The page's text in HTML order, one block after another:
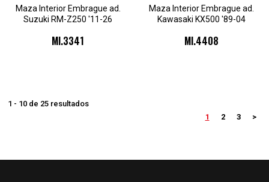
Maza Interior Embrague ad.
Suzuki RM-Z250 '11-26
MI.3341
Maza Interior Embrague ad.
Kawasaki KX500 '89-04
MI.4408
1 - 10 de 25 resultados
1
2 3 >